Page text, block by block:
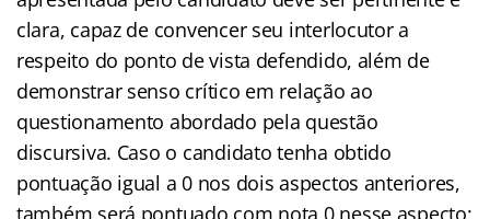
clara, capaz de convencer seu interlocutor a
respeito do ponto de vista defendido, além de
demonstrar senso crítico em relação ao
questionamento abordado pela questão
discursiva. Caso o candidato tenha obtido
pontuação igual a 0 nos dois aspectos anteriores,
também será pontuado com nota 0 nesse aspecto;